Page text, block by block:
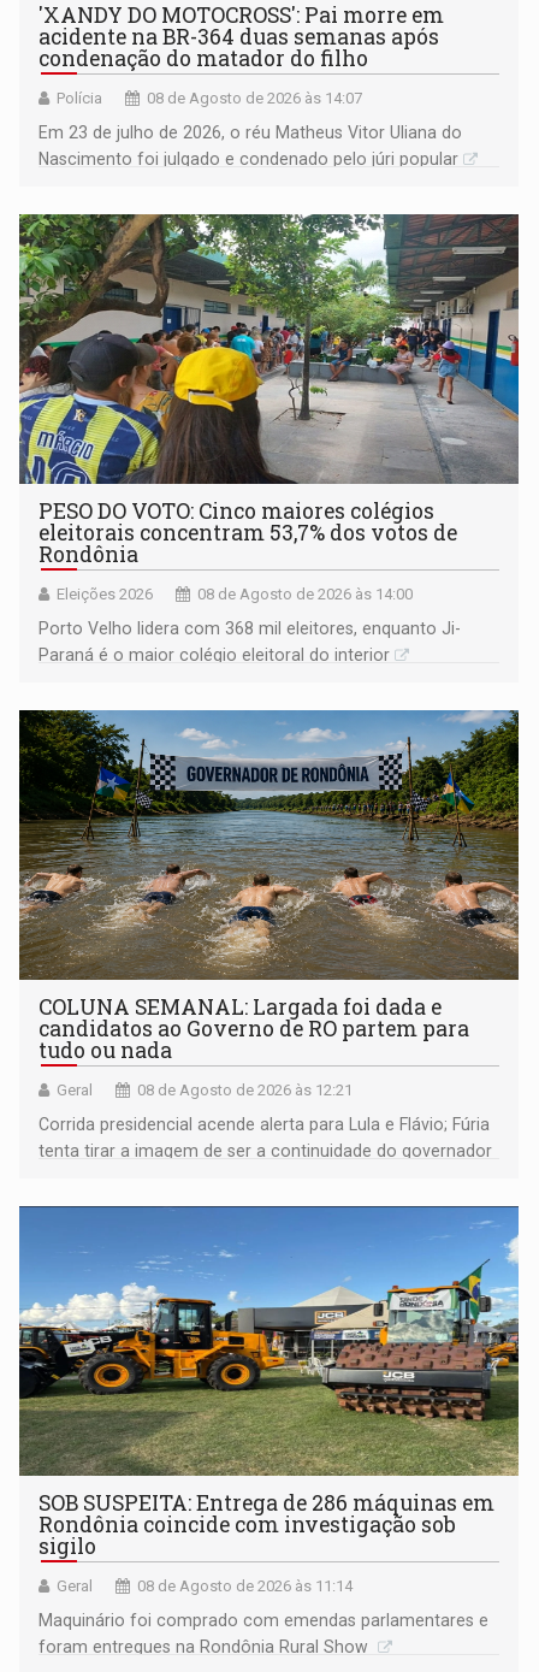
'XANDY DO MOTOCROSS': Pai morre em
acidente na BR-364 duas semanas após
condenação do matador do filho
Polícia 08 de Agosto de 2026 às 14:07
Em 23 de julho de 2026, o réu Matheus Vitor Uliana do
Nascimento foi julgado e condenado pelo júri popular
PESO DO VOTO: Cinco maiores colégios
eleitorais concentram 53,7% dos votos de
Rondônia
Eleições 2026 08 de Agosto de 2026 às 14:00
Porto Velho lidera com 368 mil eleitores, enquanto Ji-
Paraná é o maior colégio eleitoral do interior
COLUNA SEMANAL: Largada foi dada e
candidatos ao Governo de RO partem para
tudo ou nada
Geral 08 de Agosto de 2026 às 12:21
Corrida presidencial acende alerta para Lula e Flávio; Fúria
tenta tirar a imagem de ser a continuidade do governador
não ter entrado no modo eleição; ABAV faz evento em
SOB SUSPEITA: Entrega de 286 máquinas em
Rondônia coincide com investigação sob
sigilo
Geral 08 de Agosto de 2026 às 11:14
Maquinário foi comprado com emendas parlamentares e
foram entregues na Rondônia Rural Show